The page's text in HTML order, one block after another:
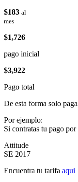
$183 al
mes
$1,726
pago inicial
$3,922
Pago total
De esta forma solo
Por ejemplo:
Si contratas tu pago
Attitude
SE 2017
Encuentra tu tarifa aqui